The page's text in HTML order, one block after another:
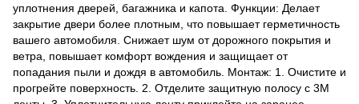
уплотнения дверей, багажника и капота. Функции: Делает
закрытие двери более плотным, что повышает герметичность
вашего автомобиля. Снижает шум от дорожного покрытия и
ветра, повышает комфорт вождения и защищает от
попадания пыли и дождя в автомобиль. Монтаж: 1. Очистите и
прогрейте поверхность. 2. Отделите защитную полосу с 3М